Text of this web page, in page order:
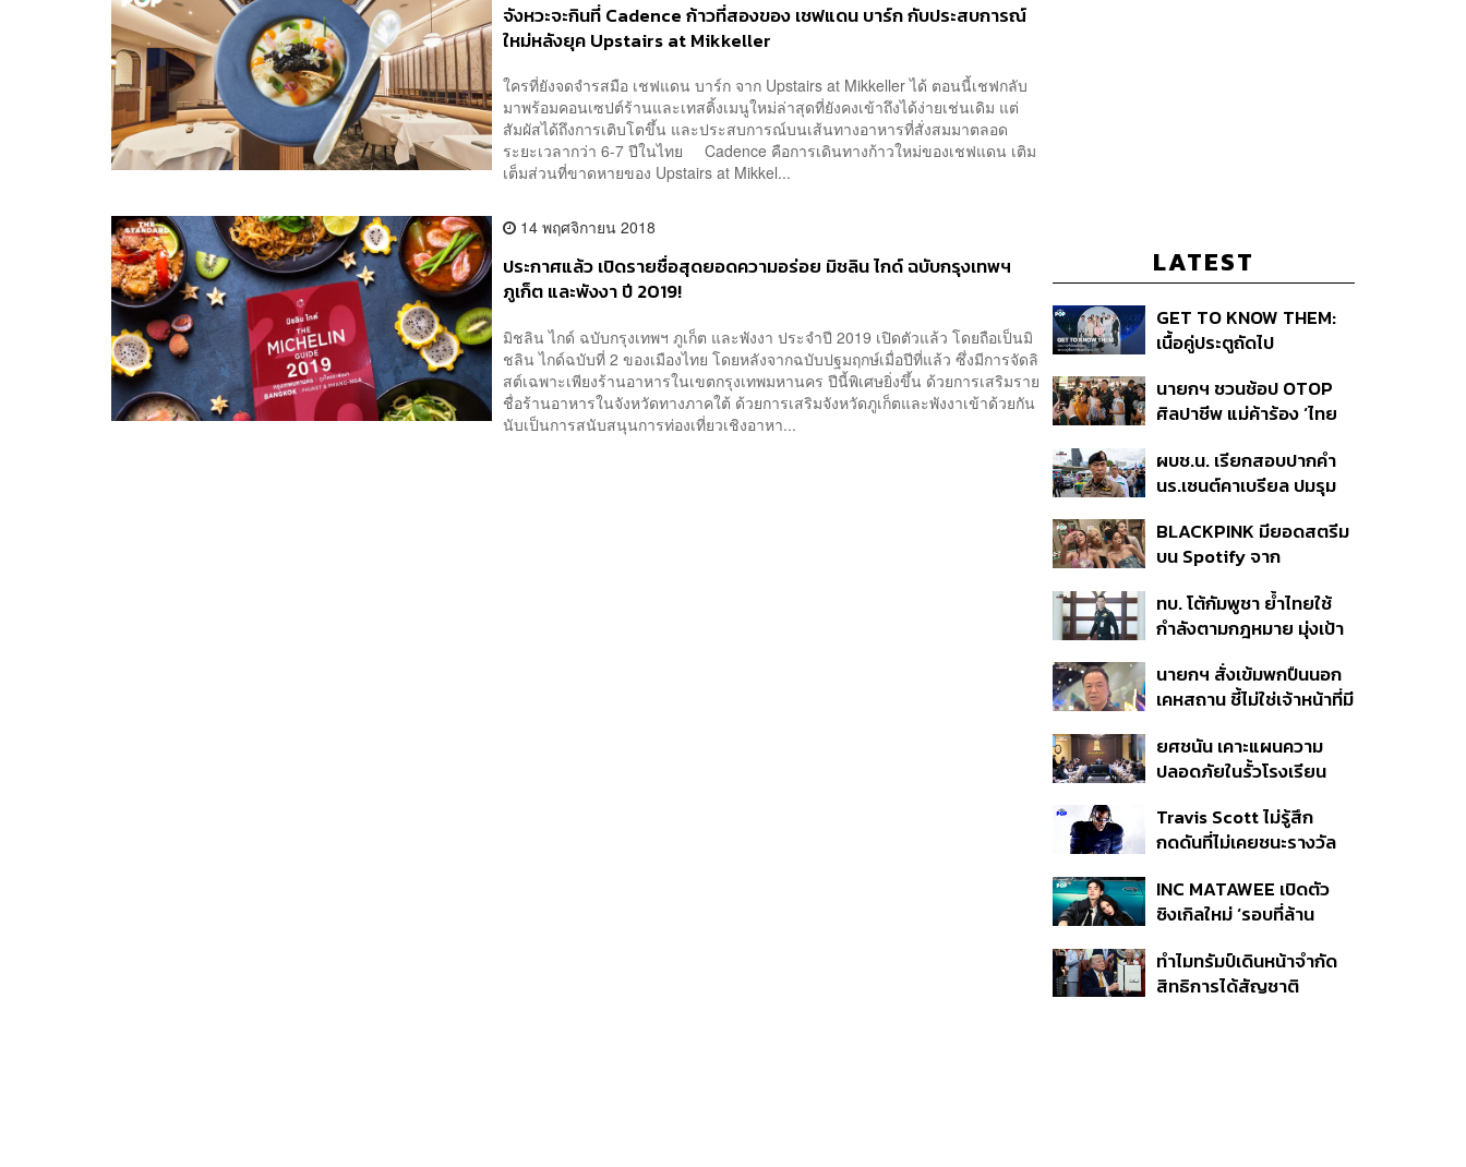
จังหวะจะกินที่ Cadence ก้าวที่สองของ เชฟแดน บาร์ก กับประสบการณ์
ใหม่หลังยุค Upstairs at Mikkeller
ใครที่ยังจดจำรสมือ เชฟแดน บาร์ก จาก Upstairs at Mikkeller ได้ ตอนนี้เชฟกลับ
มาพร้อมคอนเซปต์ร้านและเทสติ้งเมนูใหม่ล่าสุดที่ยังคงเข้าถึงได้ง่ายเช่นเดิม แต่
สัมผัสได้ถึงการเติบโตขึ้น และประสบการณ์บนเส้นทางอาหารที่สั่งสมมาตลอด
ระยะเวลากว่า 6-7 ปีในไทย Cadence คือการเดินทางก้าวใหม่ของเชฟแดน เติม
เต็มส่วนที่ขาดหายของ Upstairs at Mikkel...
14 พฤศจิกายน 2018
ประกาศแล้ว เปิดรายชื่อสุดยอดความอร่อย มิชลิน ไกด์ ฉบับกรุงเทพฯ
ภูเก็ต และพังงา ปี 2019!
มิชลิน ไกด์ ฉบับกรุงเทพฯ ภูเก็ต และพังงา ประจำปี 2019 เปิดตัวแล้ว โดยถือเป็นมิ
ชลิน ไกด์ฉบับที่ 2 ของเมืองไทย โดยหลังจากฉบับปฐมฤกษ์เมื่อปีที่แล้ว ซึ่งมีการจัดลิ
สต์เฉพาะเพียงร้านอาหารในเขตกรุงเทพมหานคร ปีนี้พิเศษยิ่งขึ้น ด้วยการเสริมราย
ชื่อร้านอาหารในจังหวัดทางภาคใต้ ด้วยการเสริมจังหวัดภูเก็ตและพังงาเข้าด้วยกัน
นับเป็นการสนับสนุนการท่องเที่ยวเชิงอาหา...
LATEST
GET TO KNOW THEM:
เนื้อคู่ประตูถัดไป
นายกฯ ชวนช้อป OTOP
ศิลปาชีพ แม่ค้าร้อง ‘ไทย
ถามมีต่อไหม นายกฯ ตอบ
‘เดี๋ยวจะพยายาม’
ผบช.น. เรียกสอบปากคำ
นร.เซนต์คาเบรียล ปมรุม
ดำเนินคดีแล้ว
BLACKPINK มียอดสตรีม
บน Spotify จาก
ครั้ง ตลอด 10 ปีที่ผ่านมา
ทบ. โต้กัมพูชา ย้ำไทยใช้
กำลังตามกฎหมาย มุ่งเป้า
หายไทยไม่อาจลบด้วย
ข้อมูลบิดเบือน
นายกฯ สั่งเข้มพกปืนนอก
เคหสถาน ชี้ไม่ใช่เจ้าหน้าที่มี
ก่อเหตุ เจ้าของร่วมรับผิด
ยศชนัน เคาะแผนความ
ปลอดภัยในรั้วโรงเรียน
ดูแล-คุมเข้มคัดกรองสิ่ง
ผิดกฎหมาย
Travis Scott ไม่รู้สึก
กดดันที่ไม่เคยชนะรางวัล
แล้ว 10 ครั้ง
INC MATAWEE เปิดตัว
ซิงเกิลใหม่ ‘รอบที่ล้าน
มาแสดงในมิวสิกวิดีโอ
ทำไมทรัมป์เดินหน้าจำกัด
สิทธิการได้สัญชาติ